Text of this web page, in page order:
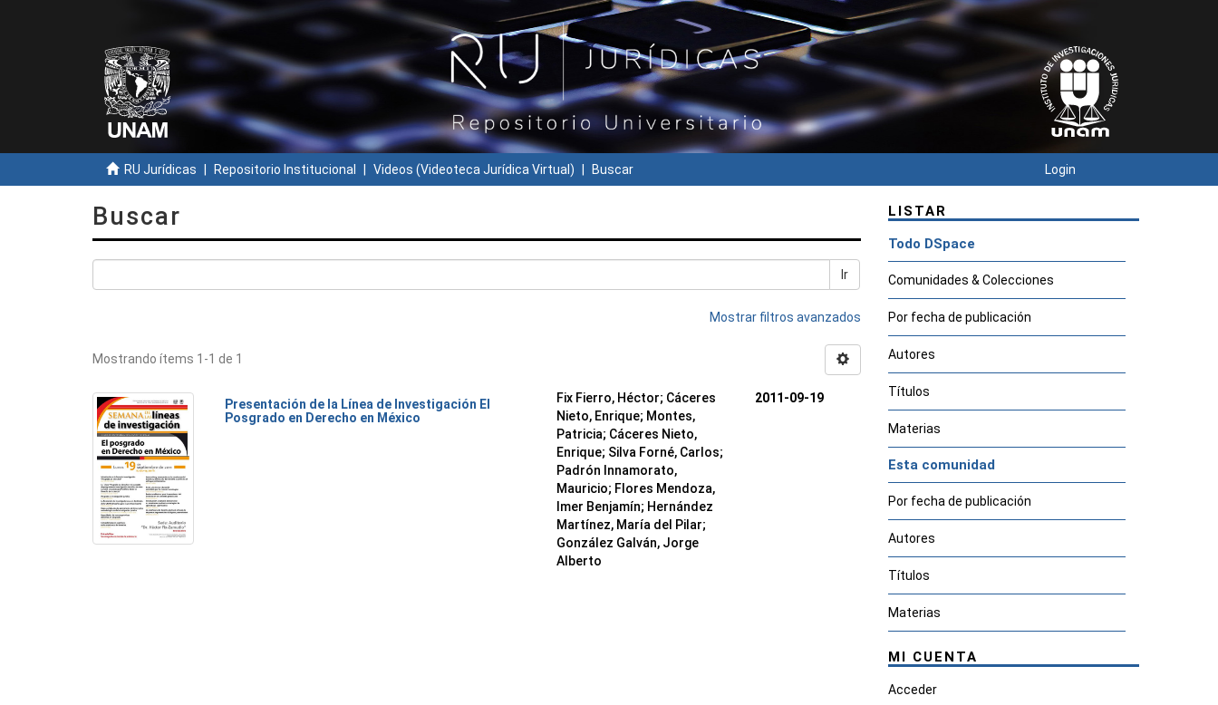
RU Jurídicas Repositorio Institucional Videos (Videoteca Jurídica Virtual) Buscar Login
Buscar
Ir
Mostrar filtros avanzados
Mostrando ítems 1-1 de 1
Presentación de la Línea de Investigación El
Posgrado en Derecho en México
Fix Fierro, Héctor; Cáceres
Nieto, Enrique; Montes,
Patricia; Cáceres Nieto,
Enrique; Silva Forné, Carlos;
Padrón Innamorato,
Mauricio; Flores Mendoza,
Imer Benjamín; Hernández
Martínez, María del Pilar;
González Galván, Jorge
Alberto
2011-09-19
LISTAR
Todo DSpace
Comunidades & Colecciones
Por fecha de publicación
Autores
Títulos
Materias
Esta comunidad
Por fecha de publicación
Autores
Títulos
Materias
MI CUENTA
Acceder